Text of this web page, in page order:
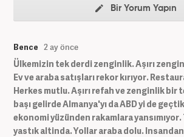
Bir Yorum Yapın
Bence 2 ay önce
Ülkemizin tek derdi zenginlik. Aşırı
Ev ve araba satışları rekor kırıyor.
Herkes mutlu. Aşırı refah ve zenginlik bir
başı gelirde Almanya'yı da ABD yi de
ekonomi yüzünden rakamlara
yastık altinda. Yollar araba dolu.